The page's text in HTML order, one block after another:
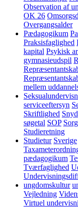
Observation af
OK 26
Overgangsalder
Pædagogikum
Praksisfaglighed
kapital Psykisk
gymnasieudspil
mellem
serviceeftersyn
Skriftlighed Snyd
søgetal SOP
Studieretning
Studietur Sverige
pædagogikum
Tværfaglighed
ungdomskultur
Vejledning
Virtuel